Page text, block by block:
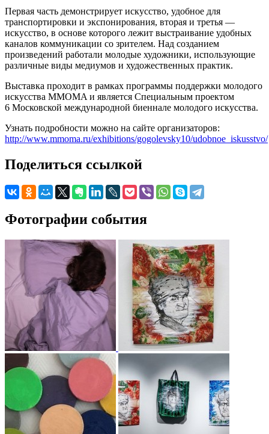
Первая часть демонстрирует искусство, удобное для
транспортировки и экспонирования, вторая и третья —
искусство, в основе которого лежит выстраивание удобных
каналов коммуникации со зрителем. Над созданием
произведений работали молодые художники, использующие
различные виды медиумов и художественных практик.
Выставка проходит в рамках программы поддержки молодого
искусства MMOMA и является Специальным проектом
6 Московской международной биеннале молодого искусства.
Узнать подробности можно на сайте организаторов:
http://www.mmoma.ru/exhibitions/gogolevsky10/udobnoe_iskusstvo/
Поделиться ссылкой
Фотографии события